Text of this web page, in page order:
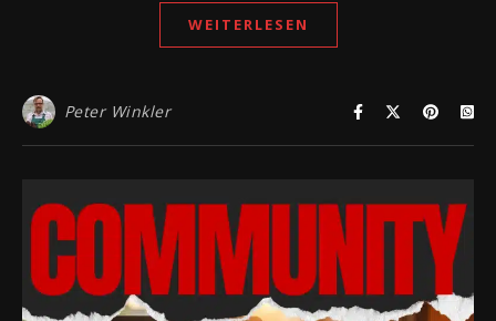
WEITERLESEN
Peter Winkler